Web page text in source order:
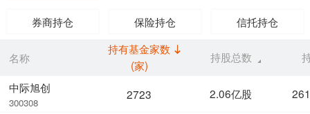
券商持仓 保险持仓 信托持仓
名称
中际旭创
300308
持有基金家数
(家)
持股总数
2723 2.06亿股